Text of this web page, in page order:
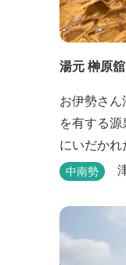
湯元 榊原舘
お伊勢さ
を有する
にいだか
の地です。
と健康を
ます。
中南勢